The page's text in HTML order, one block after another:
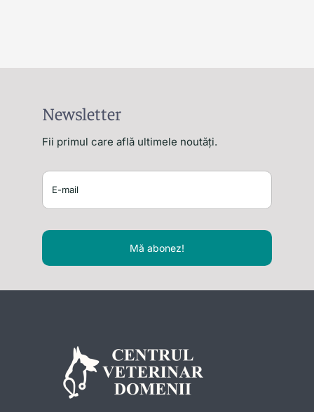
Newsletter
Fii primul care află ultimele noutăți.
Mă abonez!